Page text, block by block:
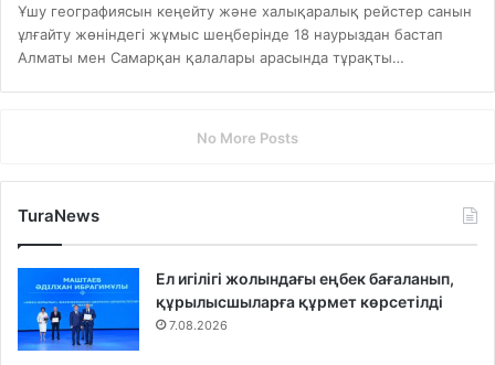
Ұшу географиясын кеңейту және халықаралық рейстер санын
ұлғайту жөніндегі жұмыс шеңберінде 18 наурыздан бастап
Алматы мен Самарқан қалалары арасында тұрақты…
No More Posts
TuraNews
Ел игілігі жолындағы еңбек бағаланып,
құрылысшыларға құрмет көрсетілді
7.08.2026